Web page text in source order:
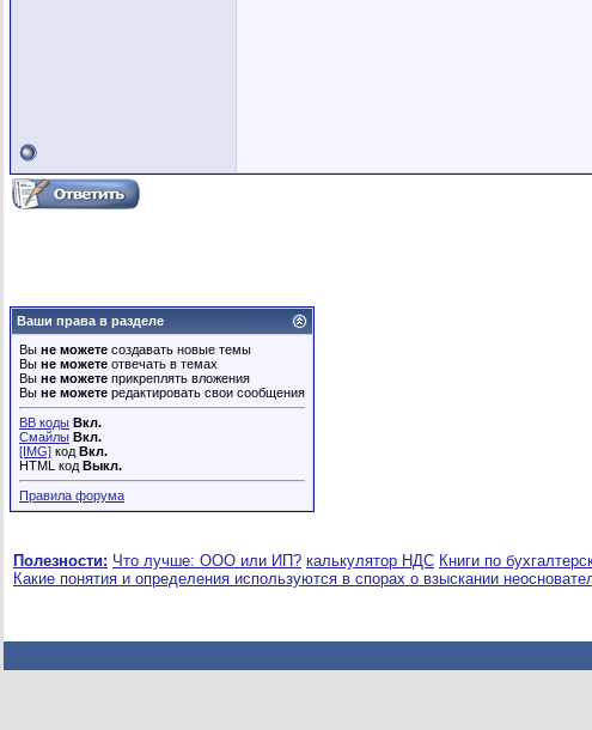
Ваши права в разделе
Вы не можете создавать новые темы
Вы не можете отвечать в темах
Вы не можете прикреплять вложения
Вы не можете редактировать свои сообщения
BB коды Вкл.
Смайлы Вкл.
[IMG] код Вкл.
HTML код Выкл.
Правила форума
Полезности: Что лучше: ООО или ИП? калькулятор НДС Книги по
Какие понятия и определения используются в спорах о взыскании